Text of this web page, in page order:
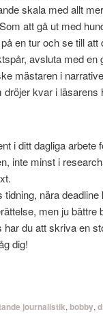
skala med allt
att gå ut med
en tur och se till
avs­luta med en
mästaren i
kvar i läsarens
i ditt dagliga arbete
inte minst i
tid­ning, nära
men ju bät­tre
du att skriva en
dig!
journalistik,bobby,